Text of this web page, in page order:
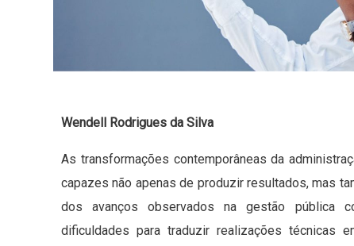
Wendell Rodrigues da Silva
As transformações contemporâneas da
capazes não apenas de produzir resultados, mas
dos avanços observados na gestão pública
dificuldades para traduzir realizações técnicas